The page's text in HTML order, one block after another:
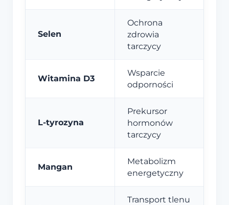
Selen
Ochrona
zdrowia
tarczycy
Witamina D3
Wsparcie
odporności
L-tyrozyna
Prekursor
hormonów
tarczycy
Mangan
Metabolizm
energetyczny
Transport tlenu